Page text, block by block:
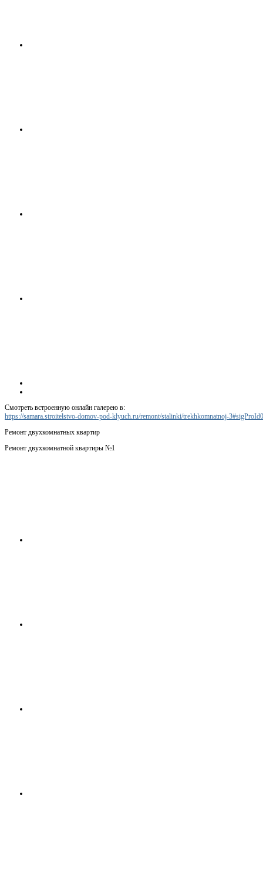
Смотреть встроенную онлайн галерею в:
https://samara.stroitelstvo-domov-pod-klyuch.ru/remont/stalinki/trekhkomnatnoj-
Ремонт двухкомнатных квартир
Ремонт двухкомнатной квартиры №1